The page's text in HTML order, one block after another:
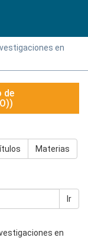
en
de
Materias
Ir
en